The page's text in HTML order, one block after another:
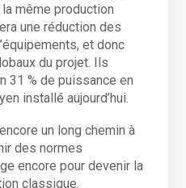
même production
une réduction des
et donc
du projet. Ils
31 % de puissance en
installé aujourd’hui.
un long chemin à
des normes
encore pour devenir la
classique.